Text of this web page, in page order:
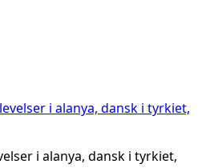
i alanya, dansk i tyrkiet,